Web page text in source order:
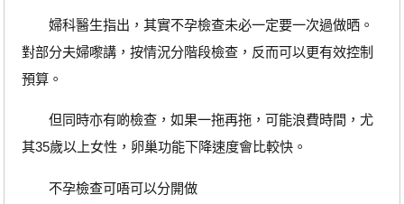
婦科醫生指出，其實不孕檢查未必一定要一次過做晒。
對部分夫婦嚟講，按情況分階段檢查，反而可以更有效控制
預算。
但同時亦有啲檢查，如果一拖再拖，可能浪費時間，尤
其35歲以上女性，卵巢功能下降速度會比較快。
不孕檢查可唔可以分開做